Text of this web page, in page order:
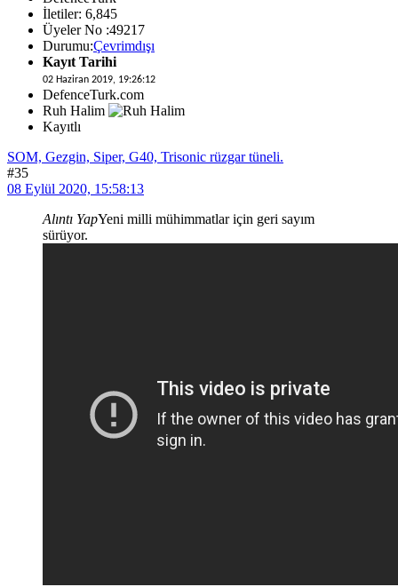
İletiler: 6,845
Üyeler No :49217
Durumu:Çevrimdışı
Kayıt Tarihi
02 Haziran 2019, 19:26:12
DefenceTurk.com
Ruh Halim
Kayıtlı
SOM, Gezgin, Siper, G40, Trisonic rüzgar tüneli.
#35
08 Eylül 2020, 15:58:13
Alıntı YapYeni milli mühimmatlar için geri sayım
sürüyor.